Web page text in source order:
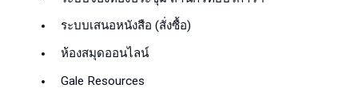
ระบบเสนอหนังสือ (สั่งซื้อ)
ห้องสมุดออนไลน์
Gale Resources